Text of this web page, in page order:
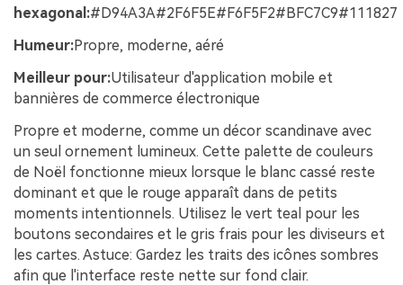
hexagonal:#D94A3A#2F6F5E#F6F5F2#BFC7C9#111827
Humeur:Propre, moderne, aéré
Meilleur pour:Utilisateur d'application mobile et
bannières de commerce électronique
Propre et moderne, comme un décor scandinave avec
un seul ornement lumineux. Cette palette de couleurs
de Noël fonctionne mieux lorsque le blanc cassé reste
dominant et que le rouge apparaît dans de petits
moments intentionnels. Utilisez le vert teal pour les
boutons secondaires et le gris frais pour les diviseurs et
les cartes. Astuce: Gardez les traits des icônes sombres
afin que l'interface reste nette sur fond clair.